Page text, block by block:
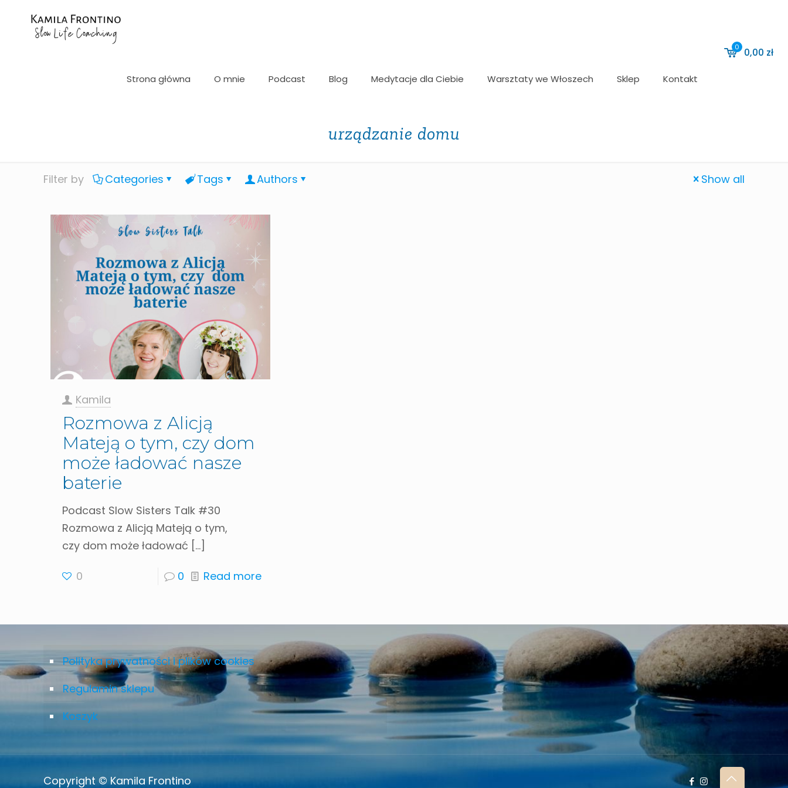
Strona główna O mnie Podcast Blog Medytacje dla Ciebie Warsztaty we Włoszech Sklep Kontakt
0 0,00 zł
urządzanie domu
Filter by Categories Tags Authors Show all
Kamila
Rozmowa z Alicją
Mateją o tym, czy dom
może ładować nasze
baterie
Podcast Slow Sisters Talk #30
Rozmowa z Alicją Mateją o tym,
czy dom może ładować […]
0 0 Read more
Polityka prywatności i plików cookies
Regulamin sklepu
Koszyk
Copyright © Kamila Frontino